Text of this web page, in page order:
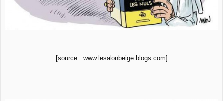
[source : www.lesalonbeige.blogs.com]